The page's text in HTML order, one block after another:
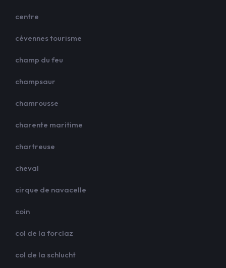
centre
cévennes tourisme
champ du feu
champsaur
chamrousse
charente maritime
chartreuse
cheval
cirque de navacelle
coin
col de la forclaz
col de la schlucht